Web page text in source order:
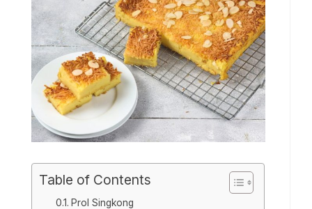
Table of Contents
Prol Singkong